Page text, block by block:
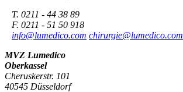
T. 0211 - 44 38 89
F. 0211 - 51 50 918
info@lumedico.com chirurgie@lumedico.com
MVZ Lumedico
Oberkassel
Cheruskerstr. 101
40545 Düsseldorf